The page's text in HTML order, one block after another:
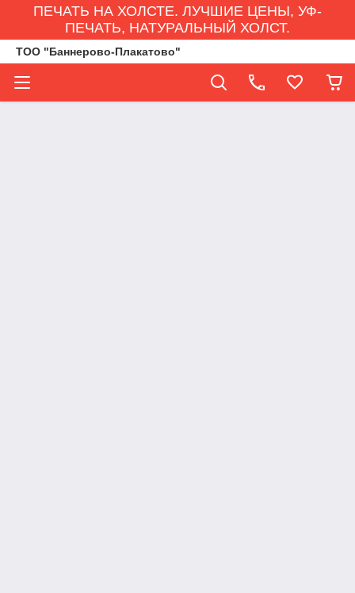
ПЕЧАТЬ НА ХОЛСТЕ. ЛУЧШИЕ ЦЕНЫ, УФ-
ПЕЧАТЬ, НАТУРАЛЬНЫЙ ХОЛСТ.
ТОО "Баннерово-Плакатово"